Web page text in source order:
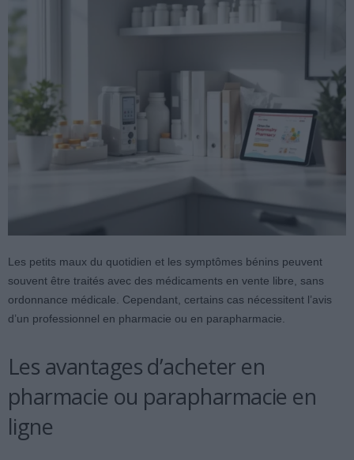
Les petits maux du quotidien et les symptômes bénins peuvent
souvent être traités avec des médicaments en vente libre, sans
ordonnance médicale. Cependant, certains cas nécessitent l’avis
d’un professionnel en pharmacie ou en parapharmacie.
Les avantages d’acheter en
pharmacie ou parapharmacie en
ligne